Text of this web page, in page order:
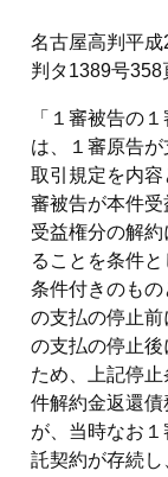
名古屋高判平成
判タ1389号358
「１審被告の
は、１審原告
取引規定を内容
審被告が本件
受益権分の解
ることを条件
条件付きのも
の支払の停止
の支払の停止
ため、上記停
件解約金返還
が、当時なお
託契約が存続